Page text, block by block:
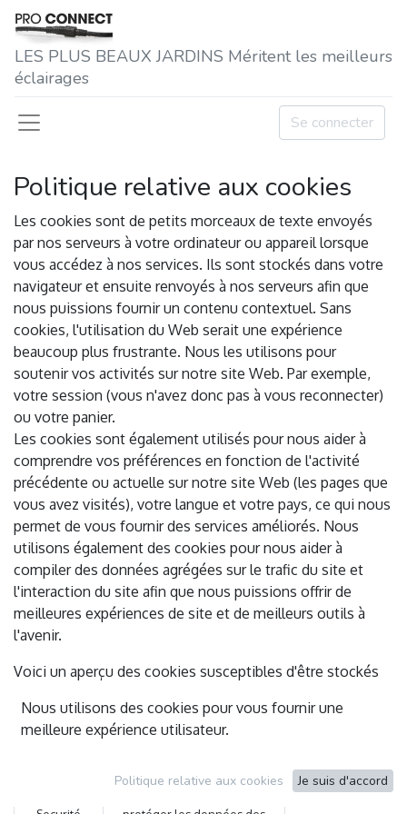
LES P​LUS BEAUX JARDINS Méritent les meilleurs
éclairages
Se connecter
Politique relative aux cookies
Les cookies sont de petits morceaux de texte envoyés
par nos serveurs à votre ordinateur ou appareil lorsque
vous accédez à nos services. Ils sont stockés dans votre
navigateur et ensuite renvoyés à nos serveurs afin que
nous puissions fournir un contenu contextuel. Sans
cookies, l'utilisation du Web serait une expérience
beaucoup plus frustrante. Nous les utilisons pour
soutenir vos activités sur notre site Web. Par exemple,
votre session (vous n'avez donc pas à vous reconnecter)
ou votre panier.
Les cookies sont également utilisés pour nous aider à
comprendre vos préférences en fonction de l'activité
précédente ou actuelle sur notre site Web (les pages que
vous avez visités), votre langue et votre pays, ce qui nous
permet de vous fournir des services améliorés. Nous
utilisons également des cookies pour nous aider à
compiler des données agrégées sur le trafic du site et
l'interaction du site afin que nous puissions offrir de
meilleures expériences de site et de meilleurs outils à
l'avenir.
Voici un aperçu des cookies susceptibles d'être stockés
Catégorie
session_id
Nous utilisons des cookies pour vous fournir une
meilleure expérience utilisateur.
Politique relative aux cookies Je suis d'accord